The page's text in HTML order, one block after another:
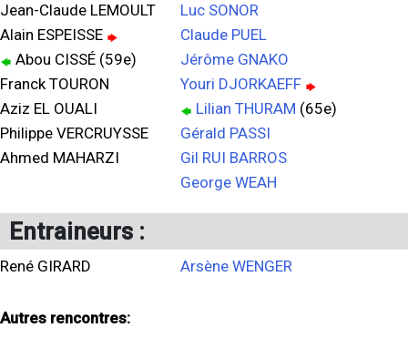
Jean-Claude LEMOULT
Alain ESPEISSE
Abou CISSÉ (59e)
Franck TOURON
Aziz EL OUALI
Philippe VERCRUYSSE
Ahmed MAHARZI
Luc SONOR
Claude PUEL
Jérôme GNAKO
Youri DJORKAEFF
Lilian THURAM (65e)
Gérald PASSI
Gil RUI BARROS
George WEAH
Entraineurs :
René GIRARD Arsène WENGER
Autres rencontres: